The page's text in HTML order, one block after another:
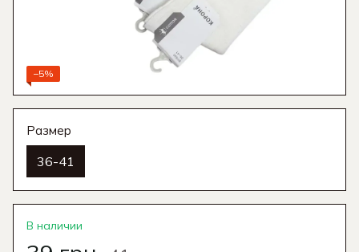
−5%
Размер
36-41
В наличии